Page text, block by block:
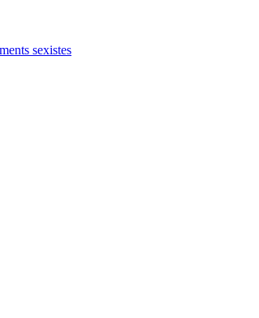
sexistes